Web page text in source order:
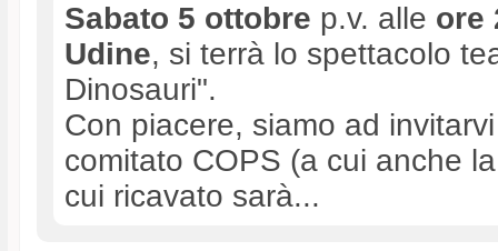
Sabato 5 ottobre p.v. alle ore
Udine, si terrà lo spettacolo
Dinosauri".
Con piacere, siamo ad
comitato COPS (a cui anche
cui ricavato sarà...